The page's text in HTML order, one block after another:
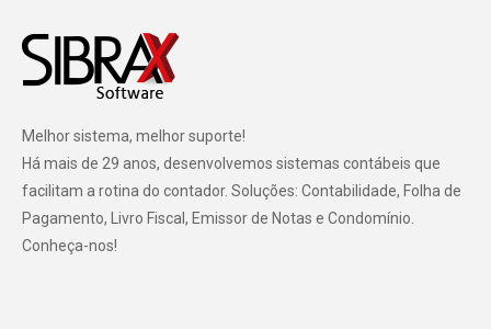
Melhor sistema, melhor suporte!
Há mais de 29 anos, desenvolvemos sistemas contábeis que
facilitam a rotina do contador. Soluções: Contabilidade, Folha de
Pagamento, Livro Fiscal, Emissor de Notas e Condomínio.
Conheça-nos!